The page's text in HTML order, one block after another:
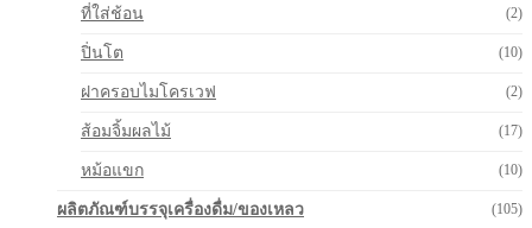
ที่ใส่ช้อน (2)
ปิ่นโต (10)
ฝาครอบไมโครเวฟ (2)
ส้อมจิ้มผลไม้ (17)
หม้อแขก (10)
ผลิตภัณฑ์บรรจุเครื่องดื่ม/ของเหลว (105)